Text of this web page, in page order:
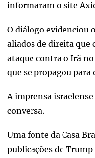
informaram o site
O diálogo evidenciou
aliados de direita que
ataque contra o Irã
que se propagou para
A imprensa
conversa.
Uma fonte da Casa
publicações de